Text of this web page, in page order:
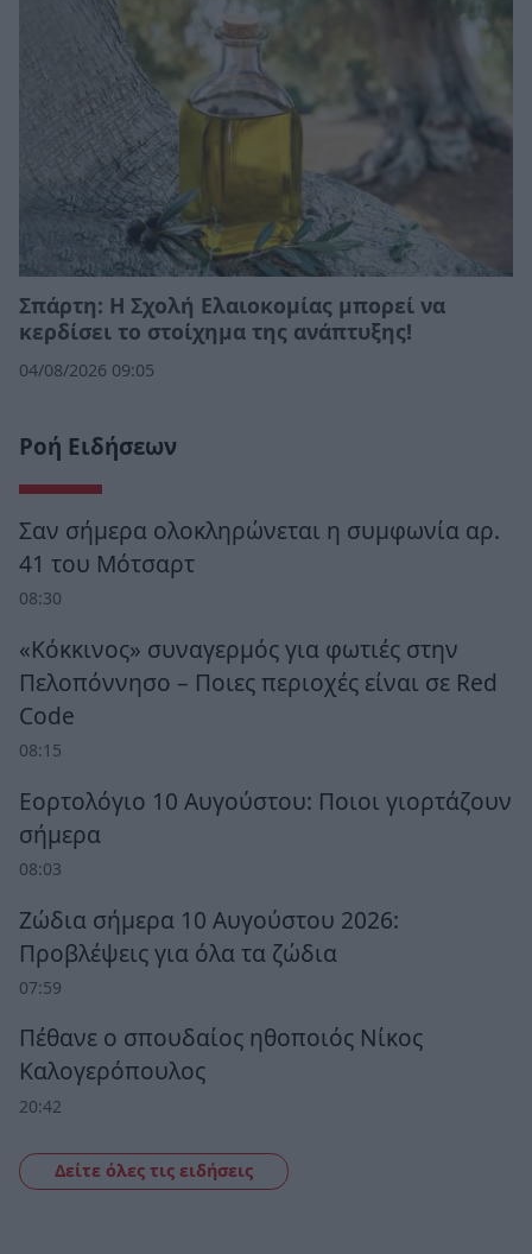
Σπάρτη: Η Σχολή Ελαιοκομίας μπορεί να
κερδίσει το στοίχημα της ανάπτυξης!
04/08/2026 09:05
Ροή Ειδήσεων
Σαν σήμερα ολοκληρώνεται η συμφωνία αρ.
41 του Μότσαρτ
08:30
«Κόκκινος» συναγερμός για φωτιές στην
Πελοπόννησο – Ποιες περιοχές είναι σε Red
Code
08:15
Εορτολόγιο 10 Αυγούστου: Ποιοι γιορτάζουν
σήμερα
08:03
Ζώδια σήμερα 10 Αυγούστου 2026:
Προβλέψεις για όλα τα ζώδια
07:59
Πέθανε ο σπουδαίος ηθοποιός Νίκος
Καλογερόπουλος
20:42
Δείτε όλες τις ειδήσεις